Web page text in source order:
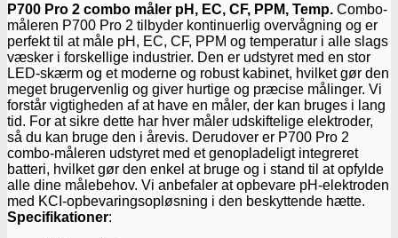
Temp.
antal
P700 Pro 2 combo måler pH, EC, CF, PPM, Temp. Combo-
måleren P700 Pro 2 tilbyder kontinuerlig overvågning og er
perfekt til at måle pH, EC, CF, PPM og temperatur i alle slags
væsker i forskellige industrier. Den er udstyret med en stor
LED-skærm og et moderne og robust kabinet, hvilket gør den
meget brugervenlig og giver hurtige og præcise målinger. Vi
forstår vigtigheden af at have en måler, der kan bruges i lang
tid. For at sikre dette har hver måler udskiftelige elektroder,
så du kan bruge den i årevis. Derudover er P700 Pro 2
combo-måleren udstyret med et genopladeligt integreret
batteri, hvilket gør den enkel at bruge og i stand til at opfylde
alle dine målebehov. Vi anbefaler at opbevare pH-elektroden
med KCI-opbevaringsopløsning i den beskyttende hætte.
Specifikationer: